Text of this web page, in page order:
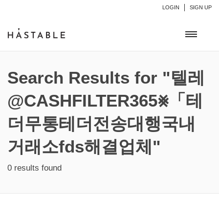
LOGIN SIGN UP
Search Results for "텔레
@CASHFILTER365⨳「테
더무통테더전송대행국내
거래소fds해결업체"
0 results found